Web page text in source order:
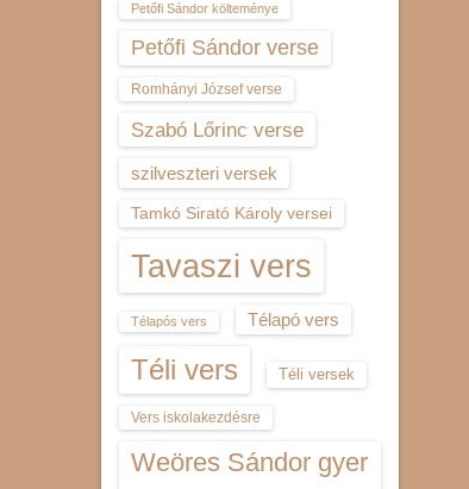
Petőfi Sándor költeménye
Petőfi Sándor verse
Romhányi József verse
Szabó Lőrinc verse
szilveszteri versek
Tamkó Sirató Károly versei
Tavaszi vers
Télapós vers Télapó vers
Téli vers Téli versek
Vers iskolakezdésre
Weöres Sándor gyer